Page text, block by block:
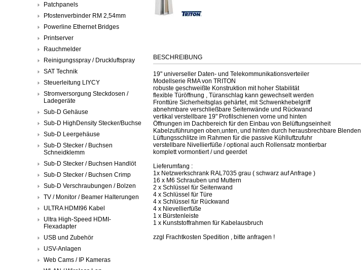
Patchpanels
Pfostenverbinder RM 2,54mm
Powerline Ethernet Bridges
Printserver
Rauchmelder
Reinigungsspray / Druckluftspray
SAT Technik
Steuerleitung LIYCY
Stromversorgung Steckdosen /
Ladegeräte
Sub-D Gehäuse
Sub-D HighDensity Stecker/Buchse
Sub-D Leergehäuse
Sub-D Stecker / Buchsen
Schneidklemm
Sub-D Stecker / Buchsen Handlöt
Sub-D Stecker / Buchsen Crimp
Sub-D Verschraubungen / Bolzen
TV / Monitor / Beamer Halterungen
ULTRA HDMI96 Kabel
Ultra High-Speed HDMI-
Flexadapter
USB und Zubehör
USV-Anlagen
Web Cams / IP Kameras
BESCHREIBUNG
19" universeller Daten- und Telekommunikationsverteiler
Modellserie RMA von TRITON
robuste geschweißte Konstruktion mit hoher Stabilität
flexible Türöffnung , Türanschlag kann gewechselt werden
Fronttüre Sicherheitsglas gehärtet, mit Schwenkhebelgriff
abnehmbare verschließbare Seitenwände und Rückwand
vertikal verstellbare 19" Profilschienen vorne und hinten
Öffnungen im Dachbereich für den Einbau von Belüftungseinheit
Kabelzuführungen oben,unten, und hinten durch herausbrechbare Blenden
Lüftungsschlitze im Rahmen für die passive Kühlluftzufuhr
verstellbare Nivellierfüße / optional auch Rollensatz montierbar
komplett vormontiert / und geerdet
Lieferumfang :
1x Netzwerkschrank RAL7035 grau ( schwarz auf Anfrage )
16 x M6 Schrauben und Muttern
2 x Schlüssel für Seitenwand
4 x Schlüssel für Türe
4 x Schlüssel für Rückwand
4 x Nievellierfüße
1 x Bürstenleiste
1 x Kunststoffrahmen für Kabelausbruch
zzgl Frachtkosten Spedition , bitte anfragen !